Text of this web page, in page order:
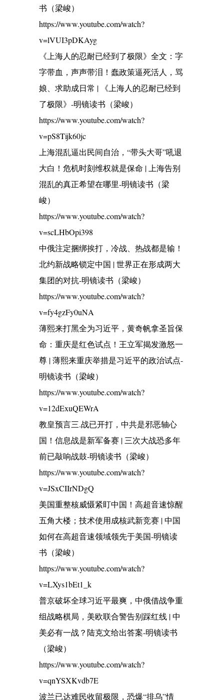
书（梁峻）
https://www.youtube.com/watch?
v=lVUI3pDKAyg
《上海人的忍耐已经到了极限》全文：字
字带血，声声带泪！蠢政策逼死活人，骂
娘、求助成日常 | 《上海人的忍耐已经到
了极限》-明镜读书（梁峻）
https://www.youtube.com/watch?
v=pS8Tijk60jc
上海混乱逼出民间自治，“带头大哥”吼退
大白！危机时刻维权就是保命 | 上海告别
混乱的真正希望在哪里-明镜读书（梁
峻）
https://www.youtube.com/watch?
v=scLHbOpi398
中俄注定捆绑挨打，冷战、热战都是输！
北约新战略锁定中国 | 世界正在形成两大
集团的对抗-明镜读书（梁峻）
https://www.youtube.com/watch?
v=fy4gzFy0uNA
薄熙来打黑全为习近平，黄奇帆拿圣旨保
命：重庆是红色试点！王立军揭发激怒一
尊 | 薄熙来重庆举措是习近平的政治试点-
明镜读书（梁峻）
https://www.youtube.com/watch?
v=12dExuQEWrA
教皇预言三.战已开打，中共是邪恶轴心
国！信息战是新军备赛 | 三次大战恐多年
前已敲响战鼓-明镜读书（梁峻）
https://www.youtube.com/watch?
v=JSxCIIrNDgQ
美国重整核威慑紧盯中国！高超音速惊醒
五角大楼；技术使用成核武新竞赛 | 中国
如何在高超音速领域领先于美国-明镜读
书（梁峻）
https://www.youtube.com/watch?
v=LXys1bEt1_k
普京破坏全球习近平最爽，中俄借战争重
组战略棋局，美欧联合警告别踩红线 | 中
美必有一战？陆克文给出答案-明镜读书
（梁峻）
https://www.youtube.com/watch?
v=qnYSXKvdb7E
波兰已达难民收留极限，恐爆“排乌”情